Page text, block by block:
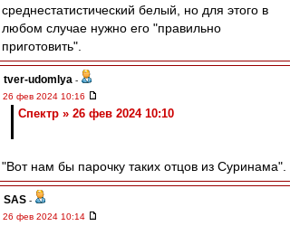
среднестатистический белый, но для этого в
любом случае нужно его "правильно
приготовить".
tver-udomlya -
26 фев 2024 10:16
Спектр » 26 фев 2024 10:10
"Вот нам бы парочку таких отцов из Суринама".
SAS -
26 фев 2024 10:14